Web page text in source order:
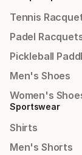
Tennis
Padel
Pickleball
Men's Shoes
Women's
Sportswear
Shirts
Men's Shorts